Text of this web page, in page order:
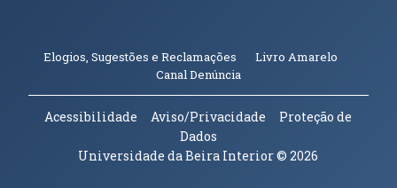
Elogios, Sugestões e Reclamações Livro Amarelo
Canal Denúncia(abre em nova janela)
Acessibilidade Aviso/Privacidade
Proteção de
Dados
Universidade da Beira Interior© 2026